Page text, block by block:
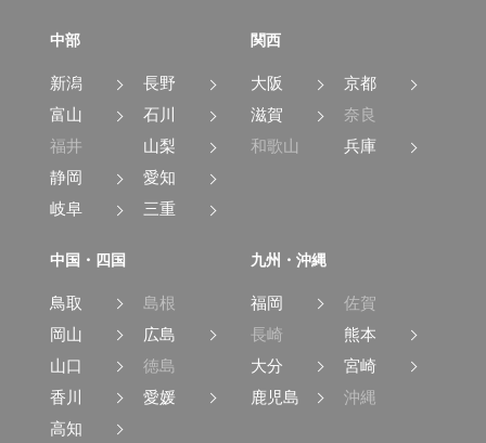
中部
新潟
長野
富山
石川
福井
山梨
静岡
愛知
岐阜
三重
関西
大阪
京都
滋賀
奈良
和歌山
兵庫
中国・四国
鳥取
島根
岡山
広島
山口
徳島
香川
愛媛
高知
九州・沖縄
福岡
佐賀
長崎
熊本
大分
宮崎
鹿児島
沖縄